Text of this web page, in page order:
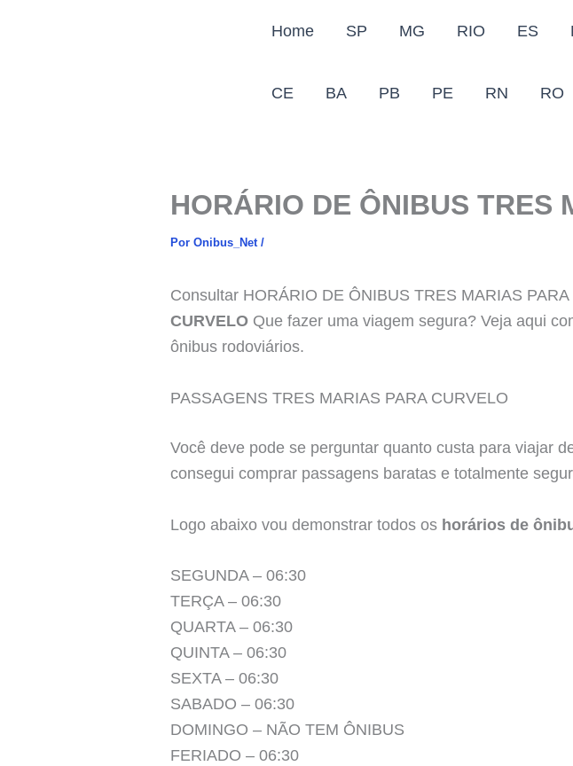
Home SP MG RIO ES
CE BA PB PE RN RO
HORÁRIO DE ÔNIBUS TRES
Por Onibus_Net /
Consultar HORÁRIO DE ÔNIBUS TRES MARIAS
CURVELO Que fazer uma viagem segura? Veja aqui
ônibus rodoviários.
PASSAGENS TRES MARIAS PARA CURVELO
Você deve pode se perguntar quanto custa para viajar
consegui comprar passagens baratas e totalmente
Logo abaixo vou demonstrar todos os horários de
SEGUNDA – 06:30
TERÇA – 06:30
QUARTA – 06:30
QUINTA – 06:30
SEXTA – 06:30
SABADO – 06:30
DOMINGO – NÃO TEM ÔNIBUS
FERIADO – 06:30